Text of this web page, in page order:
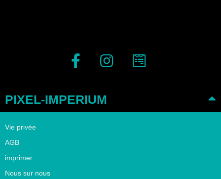
PIXEL-IMPERIUM
Vie privée
AGB
imprimer
Nous sur nous